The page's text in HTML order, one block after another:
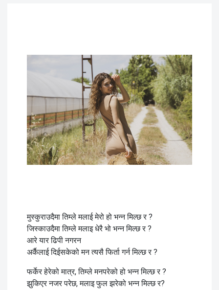
मुस्कुराउदैमा तिम्ले मलाई मेरो हो भन्न मिल्छ र ?
जिस्काउदैमा तिम्ले मलाइ धेरै भो भन्न मिल्छ र ?
आरे यार ढिपी नगरन
अर्कैलाई दिईसकेको मन त्यसै फिर्ता गर्न मिल्छ र ?
फर्केर हेरेको मात्र, तिम्ले मनपरेको हो भन्न मिल्छ र ?
झुकिएर नजर परेछ, मलाइ फुल झरेको भन्न मिल्छ र?